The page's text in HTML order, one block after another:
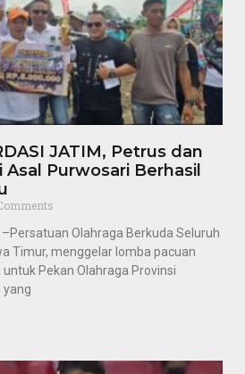
JATIM, Petrus dan
Purwosari Berhasil
–Persatuan Olahraga Berkuda Seluruh
Timur, menggelar lomba pacuan
Pekan Olahraga Provinsi
yang